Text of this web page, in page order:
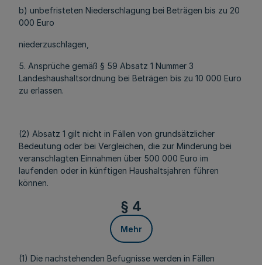
b) unbefristeten Niederschlagung bei Beträgen bis zu 20
000 Euro
niederzuschlagen,
5. Ansprüche gemäß § 59 Absatz 1 Nummer 3
Landeshaushaltsordnung bei Beträgen bis zu 10 000 Euro
zu erlassen.
(2) Absatz 1 gilt nicht in Fällen von grundsätzlicher
Bedeutung oder bei Vergleichen, die zur Minderung bei
veranschlagten Einnahmen über 500 000 Euro im
laufenden oder in künftigen Haushaltsjahren führen
können.
§ 4
Mehr
(1) Die nachstehenden Befugnisse werden in Fällen